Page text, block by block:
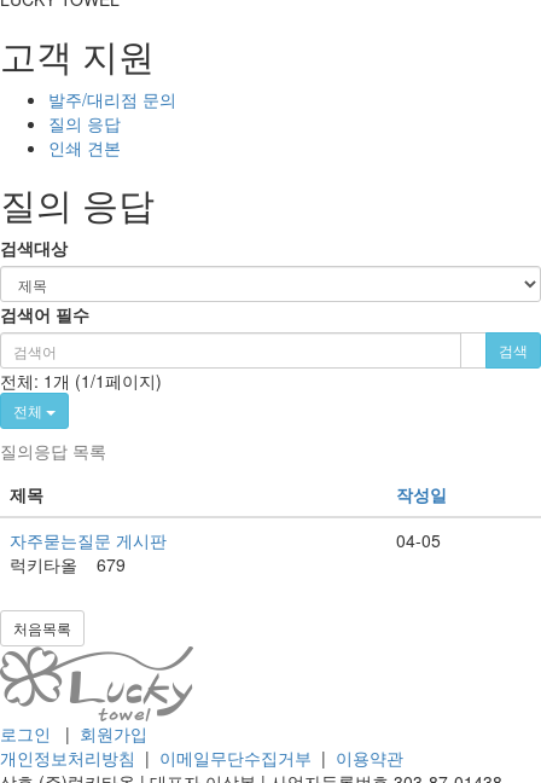
고객 지원
발주/대리점 문의
질의 응답
인쇄 견본
질의 응답
검색대상
검색어 필수
검색
전체: 1개 (1/1페이지)
전체
질의응답 목록
제목
작성일
자주묻는질문 게시판
럭키타올
679
04-05
처음목록
로그인 | 회원가입
개인정보처리방침 | 이메일무단수집거부 | 이용약관